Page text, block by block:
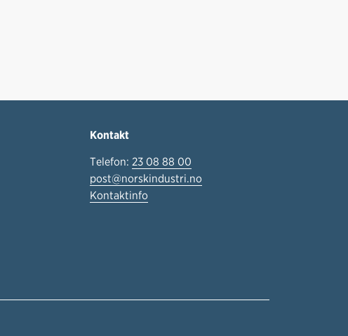
Kontakt
Telefon: 23 08 88 00
post@norskindustri.no
Kontaktinfo